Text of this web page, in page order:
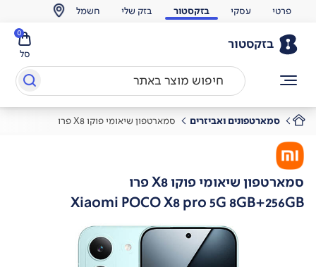
פרטי עסקי בזקסטור בזק שלי חשמל
בזקסטור
סל
0
סמארטפונים ואביזרים סמארטפון שיאומי פוקו X8 פרו
סמארטפון שיאומי פוקו X8 פרו
Xiaomi POCO X8 pro 5G 8GB+256GB